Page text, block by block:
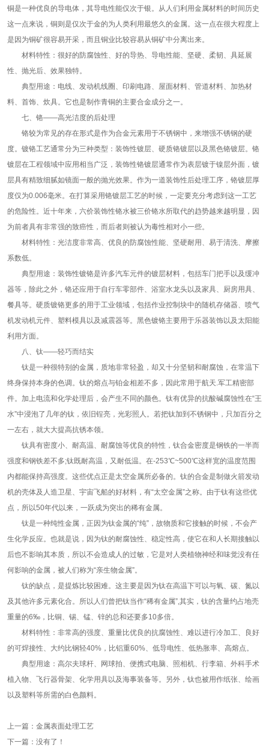
铜是一种优良的导电体，其导电性能仅次于银。从人们利用金属材料的时间历史
这一点来说，铜则是仅次于金的为人类利用最悠久的金属。这一点在很大程度上
是因为铜矿很容易开采，而且铜业比较容易从铜矿中分离出来。
材料特性：很好的防腐蚀性、好的导热、导电性能、坚硬、柔韧、具延展
性、抛光后、效果独特。
典型用途：电线、发动机线圈、印刷电路、屋面材料、管道材料、加热材
料、首饰、炊具。它也是制作青铜的主要合金成分之一。
七、铬——高光洁度的后处理
铬较为常见的存在形式是作为合金元素用于不锈钢中，来增强不锈钢的硬
度。镀铬工艺通常分为三种类型：装饰性镀层、硬质铬镀层以及黑色铬镀层。铬
镀层在工程领域中应用相当广泛，装饰性铬镀层通常作为表层镀于镍层外面，镀
层具有精致细腻如镜面一般的抛光效果。作为一道装饰性后处理工序，铬镀层厚
度仅为0.006毫米。在打算采用铬镀层工艺的时候，一定要充分考虑到这一工艺
的危险性。近十年来，六价装饰性铬水被三价铬水所取代的趋势越来越明显，因
为前者具有非常强的致癌性，而后者则被认为毒性相对小一些。
材料特性：光洁度非常高、优良的防腐蚀性能、坚硬耐用、易于清洗、摩擦
系数低。
典型用途：装饰性镀铬是许多汽车元件的镀层材料，包括车门把手以及缓冲
器等，除此之外，铬还应用于自行车零部件、浴室水龙头以及家具、厨房用具、
餐具等。硬质镀铬更多的用于工业领域，包括作业控制块中的随机存储器、喷气
机发动机元件、塑料模具以及减震器等。黑色镀铬主要用于乐器装饰以及太阳能
利用方面。
八、钛——轻巧而结实
钛是一种很特别的金属，质地非常轻盈，却又十分坚韧和耐腐蚀，在常温下
终身保持本身的色调。钛的熔点与铂金相差不多，因此常用于航天.军工精密部
件。加上电流和化学处理后，会产生不同的颜色。钛有优异的抗酸碱腐蚀性在“王
水”中浸泡了几年的钛，依旧锃亮，光彩照人。若把钛加到不锈钢中，只加百分之
一左右，就大大提高抗锈本领。
钛具有密度小、耐高温、耐腐蚀等优良的特性，钛合金密度是钢铁的一半而
强度和钢铁差不多;钛既耐高温，又耐低温。在-253℃~500℃这样宽的温度范围
内都能保持高强度。这些优点正是太空金属所必备的。钛的合金是制做火箭发动
机的壳体及人造卫星、宇宙飞船的好材料，有“太空金属”之称。由于钛有这些优
点，所以50年代以来，一跃成为突出的稀有金属。
钛是一种纯性金属，正因为钛金属的“纯”，故物质和它接触的时候，不会产
生化学反应。也就是说，因为钛的耐腐蚀性、稳定性高，使它在和人长期接触以
后也不影响其本质，所以不会造成人的过敏，它是对人类植物神经和味觉没有任
何影响的金属，被人们称为“亲生物金属”。
钛的缺点，是提炼比较困难。这主要是因为钛在高温下可以与氧、碳、氮以
及其他许多元素化合。所以人们曾把钛当作“稀有金属”,其实，钛的含量约占地壳
重量的6‰，比铜、锡、锰、锌的总和还要多10多倍。
材料特性：非常高的强度、重量比优良的抗腐蚀性、难以进行冷加工、良好
的可焊接性、大约比钢轻40%，比铝重60%、低导电性、低热胀率、高熔点。
典型用途：高尔夫球杆、网球拍、便携式电脑、照相机、行李箱、外科手术
植入物、飞行器骨架、化学用具以及海事装备等。另外，钛也被用作纸张、绘画
以及塑料等所需的白色颜料。
上一篇： 金属表面处理工艺
下一篇： 没有了！